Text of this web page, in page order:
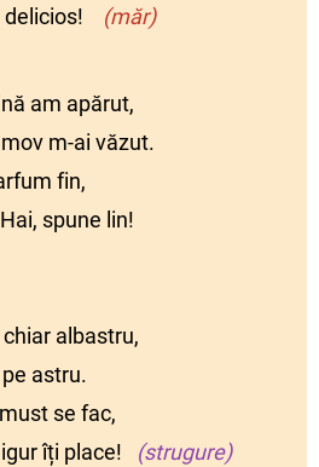
delicios!
(măr)
am apărut,
m-ai văzut.
fin,
spune lin!
albastru,
astru.
se fac,
îți place! (strugure)